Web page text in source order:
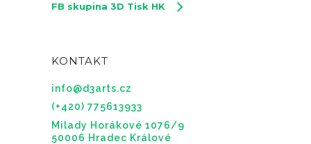
FB skupina 3D Tisk HK
KONTAKT
info@d3arts.cz
(+420) 775613933
Milady Horákové 1076/9
50006 Hradec Králové